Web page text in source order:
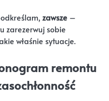
zawsze –
zarezerwuj sobie
właśnie sytuacje.
remontu